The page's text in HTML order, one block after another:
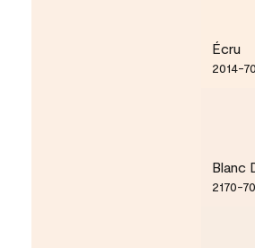
Écru
2014-70
Blanc
2170-70